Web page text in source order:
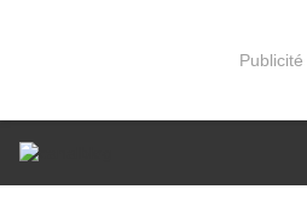
Publicité